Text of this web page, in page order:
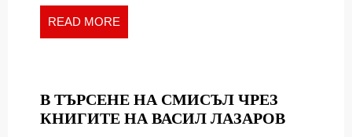
READ MORE
MORE
В ТЪРСЕНЕ НА СМИСЪЛ ЧРЕЗ
КНИГИТЕ НА ВАСИЛ ЛАЗАРОВВ